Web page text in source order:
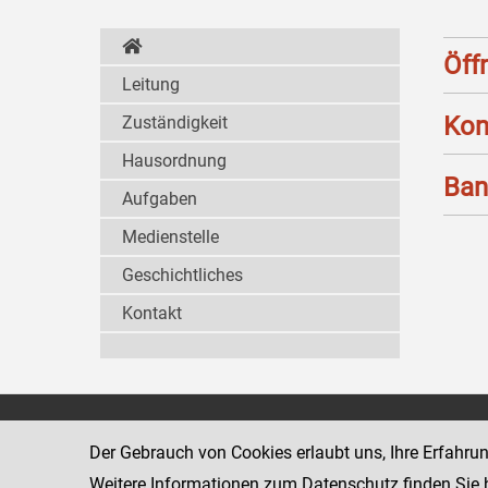
Leitung
Zuständigkeit
Hausordnung
Aufgaben
Medienstelle
Geschichtliches
Kontakt
Der Gebrauch von Cookies erlaubt uns, Ihre